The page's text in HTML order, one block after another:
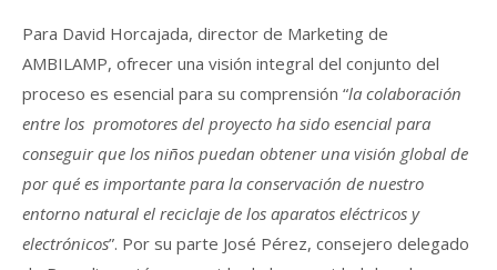
Para David Horcajada, director de Marketing de
AMBILAMP, ofrecer una visión integral del conjunto del
proceso es esencial para su comprensión “la colaboración
entre los promotores del proyecto ha sido esencial para
conseguir que los niños puedan obtener una visión global de
por qué es importante para la conservación de nuestro
entorno natural el reciclaje de los aparatos eléctricos y
electrónicos”. Por su parte José Pérez, consejero delegado